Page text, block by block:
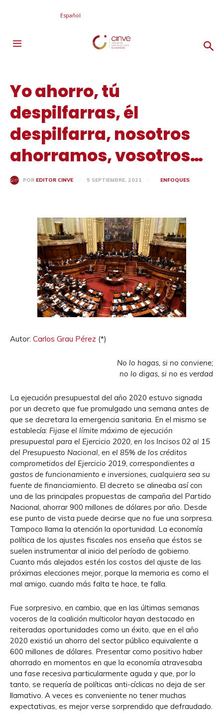
Español
Yo ahorro, tú
despilfarras, él
despilfarra, nosotros
ahorramos, vosotros…
POR EDITOR CINVE 5 SEPTIEMBRE, 2021 ENFOQUES
Autor: Carlos Grau Pérez (*)
No lo hagas, si no conviene;
no lo digas, si no es verdad
La ejecución presupuestal del año 2020 estuvo signada
por un decreto que fue promulgado una semana antes de
que se decretara la emergencia sanitaria. En el mismo se
establecía: Fijase el límite máximo de ejecución
presupuestal para el Ejercicio 2020, en los Incisos 02 al 15
del Presupuesto Nacional, en el 85% de los créditos
comprometidos del Ejercicio 2019, correspondientes a
gastos de funcionamiento e inversiones, cualquiera sea su
fuente de financiamiento. El decreto se alineaba así con
una de las principales propuestas de campaña del Partido
Nacional, ahorrar 900 millones de dólares por año. Desde
ese punto de vista puede decirse que no fue una sorpresa.
Tampoco llama la atención la oportunidad. La economía
política de los ajustes fiscales nos enseña que éstos se
suelen instrumentar al inicio del período de gobierno.
Cuanto más alejados estén los costos del ajuste de las
próximas elecciones mejor, porque la memoria es como el
mal amigo, cuando más falta te hace, te falla.
Fue sorpresivo, en cambio, que en las últimas semanas
voceros de la coalición multicolor hayan destacado en
reiteradas oportunidades como un éxito, que en el año
2020 existió un ahorro del sector público equivalente a
600 millones de dólares. Presentar como positivo haber
ahorrado en momentos en que la economía atravesaba
una fase recesiva particularmente aguda y que, por lo
tanto, se requería de políticas anti-cíclicas no deja de ser
llamativo. A veces es conveniente no tener muchas
expectativas, es mejor verse sorprendido que defraudado.